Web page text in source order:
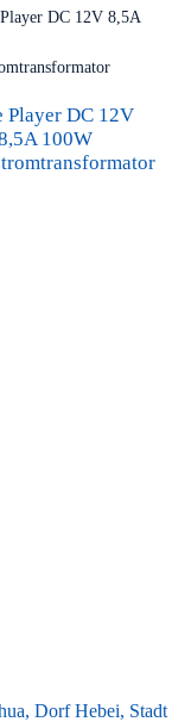
Player DC 12V
100W
Dorf Hebei, Stadt